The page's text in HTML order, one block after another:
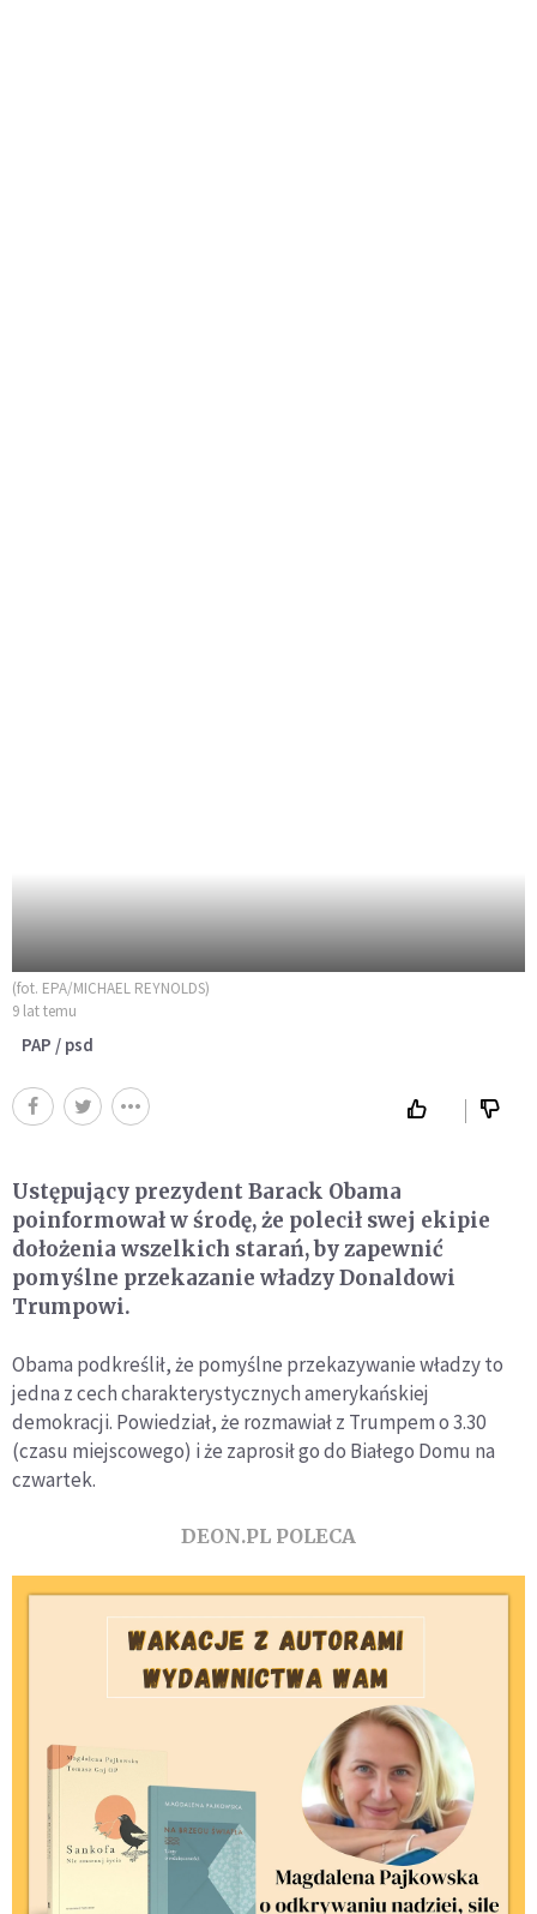
(fot. EPA/MICHAEL REYNOLDS)
9 lat temu
PAP / psd
Ustępujący prezydent Barack Obama
poinformował w środę, że polecił swej ekipie
dołożenia wszelkich starań, by zapewnić
pomyślne przekazanie władzy Donaldowi
Trumpowi.
Obama podkreślił, że pomyślne przekazywanie władzy to
jedna z cech charakterystycznych amerykańskiej
demokracji. Powiedział, że rozmawiał z Trumpem o 3.30
(czasu miejscowego) i że zaprosił go do Białego Domu na
czwartek.
DEON.PL POLECA